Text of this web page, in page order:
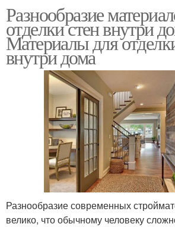
Разнообразие
отделки стен внутри
Материалы для
внутри дома
Разнообразие современных
велико, что обычному человеку